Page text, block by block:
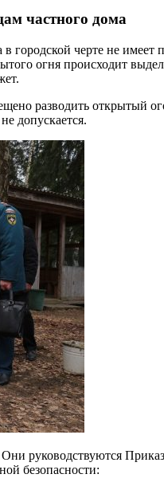
частного дома
городской черте не
огня происходит
разводить открытый
допускается.
руководствуются
безопасности: